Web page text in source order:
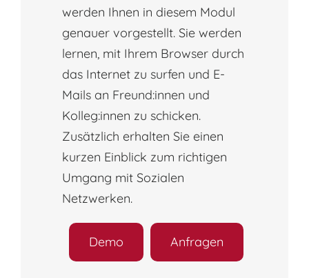
werden Ihnen in diesem Modul
genauer vorgestellt. Sie werden
lernen, mit Ihrem Browser durch
das Internet zu surfen und E-
Mails an Freund:innen und
Kolleg:innen zu schicken.
Zusätzlich erhalten Sie einen
kurzen Einblick zum richtigen
Umgang mit Sozialen
Netzwerken.
Demo Anfragen